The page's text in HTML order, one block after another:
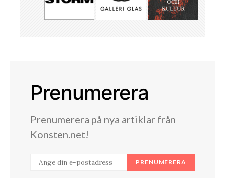
Prenumerera
Prenumerera på nya artiklar från
Konsten.net!
PRENUMERERA